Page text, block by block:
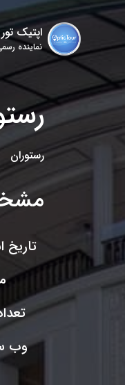
اپتیک تور
نماینده
رستوران
تاریخ
وب